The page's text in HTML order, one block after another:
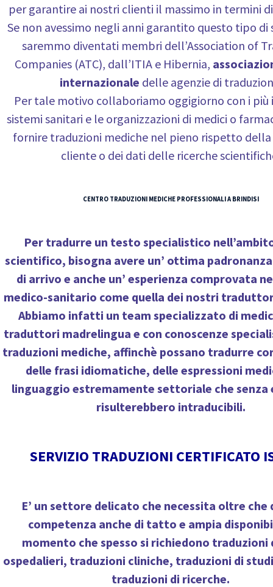
per garantire ai nostri clienti il massimo in termini
Se non avessimo negli anni garantito questo tipo di
saremmo diventati membri dell’Association of
Companies (ATC), dall’ITIA e Hibernia,
internazionale delle agenzie di
Per tale motivo collaboriamo oggigiorno con i
sistemi sanitari e le organizzazioni di medici o
fornire traduzioni mediche nel pieno rispetto
cliente o dei dati delle ricerche
CENTRO TRADUZIONI MEDICHE PROFESSIONALI A BRINDISI
Per tradurre un testo specialistico
scientifico, bisogna avere un’ ottima
di arrivo e anche un’ esperienza comprovata
medico-sanitario come quella dei nostri
Abbiamo infatti un team specializzato di
traduttori madrelingua e con conoscenze
traduzioni mediche, affinchè possano tradurre
delle frasi idiomatiche, delle espressioni
linguaggio estremamente settoriale che senza
risulterebbero intraducibili.
SERVIZIO TRADUZIONI CERTIFICATO
E’ un settore delicato che necessita oltre che
competenza anche di tatto e ampia
momento che spesso si richiedono
ospedalieri, traduzioni cliniche, traduzioni di
traduzioni di ricerche.